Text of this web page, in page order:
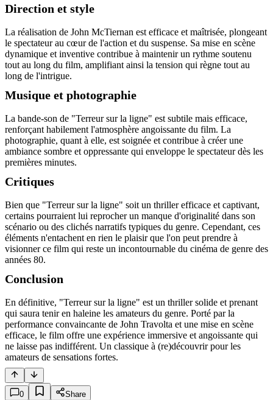
Direction et style
La réalisation de John McTiernan est efficace et maîtrisée, plongeant
le spectateur au cœur de l'action et du suspense. Sa mise en scène
dynamique et inventive contribue à maintenir un rythme soutenu
tout au long du film, amplifiant ainsi la tension qui règne tout au
long de l'intrigue.
Musique et photographie
La bande-son de "Terreur sur la ligne" est subtile mais efficace,
renforçant habilement l'atmosphère angoissante du film. La
photographie, quant à elle, est soignée et contribue à créer une
ambiance sombre et oppressante qui enveloppe le spectateur dès les
premières minutes.
Critiques
Bien que "Terreur sur la ligne" soit un thriller efficace et captivant,
certains pourraient lui reprocher un manque d'originalité dans son
scénario ou des clichés narratifs typiques du genre. Cependant, ces
éléments n'entachent en rien le plaisir que l'on peut prendre à
visionner ce film qui reste un incontournable du cinéma de genre des
années 80.
Conclusion
En définitive, "Terreur sur la ligne" est un thriller solide et prenant
qui saura tenir en haleine les amateurs du genre. Porté par la
performance convaincante de John Travolta et une mise en scène
efficace, le film offre une expérience immersive et angoissante qui
ne laisse pas indifférent. Un classique à (re)découvrir pour les
amateurs de sensations fortes.
0 Share